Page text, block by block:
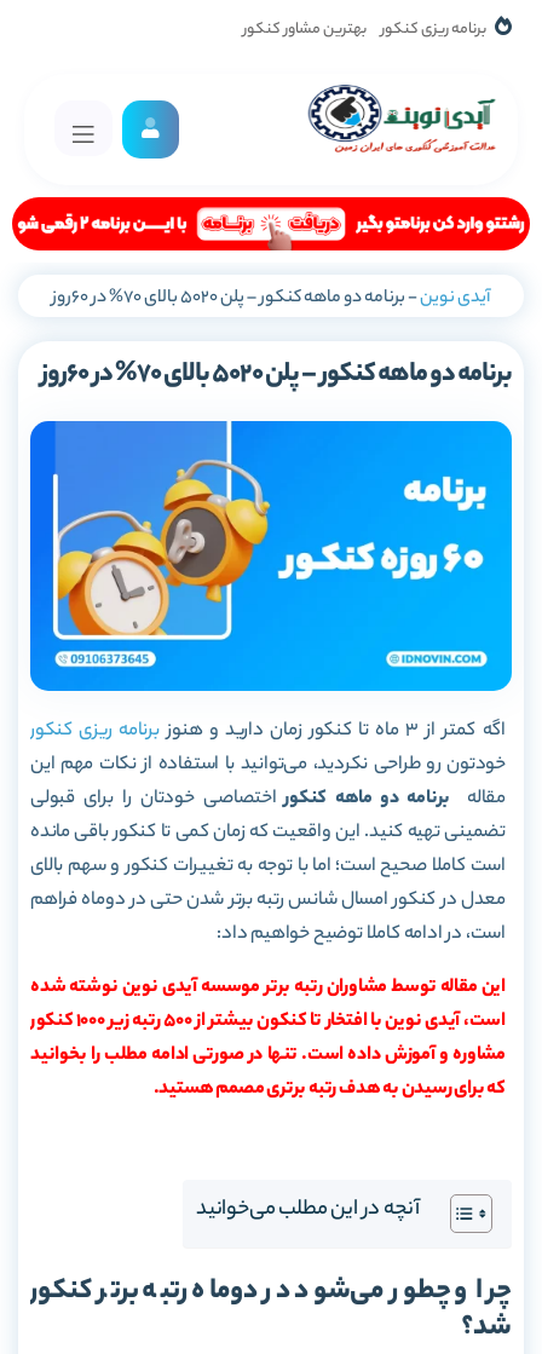
برنامه ریزی کنکور بهترین مشاور کنکور
آیدی نوین-برنامه دو ماهه کنکور – پلن 5020 بالای 70% در 60روز
برنامه دو ماهه کنکور – پلن 5020 بالای 70% در 60روز
اگه کمتر از 3 ماه تا کنکور زمان دارید و هنوز
برنامه ریزی کنکور
خودتون رو طراحی نکردید، می‌توانید با استفاده از نکات مهم این
مقاله برنامه دو ماهه کنکوراختصاصی خودتان را برای قبولی
تضمینی تهیه کنید. این واقعیت که زمان کمی تا کنکور باقی مانده
است کاملا صحیح است؛ اما با توجه به تغییرات کنکور و سهم بالای
معدل در کنکور امسال شانس رتبه برتر شدن حتی در دوماه فراهم
است، در ادامه کاملا توضیح خواهیم داد:
این مقاله توسط مشاوران رتبه برتر موسسه آیدی نوین نوشته شده
است، آیدی نوین با افتخار تا کنکون بیشتر از 500 رتبه زیر 1000 کنکور
مشاوره و آموزش داده است. تنها در صورتی ادامه مطلب را بخوانید
که برای رسیدن به هدف رتبه برتری مصمم هستید.
آنچه در این مطلب می‌خوانید
چرا و چطور می‌شود در دوماه رتبه برتر کنکور
شد؟